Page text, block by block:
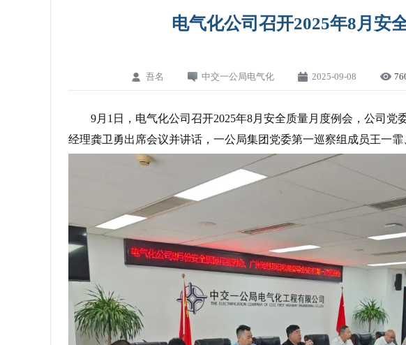
电气化公司召开2025年8月安
吾名 中交一公局电气化 2025-09-08
9月1日，电气化公司召开2025年8月安全质量月度例会，公司党
经理龚卫勇出席会议并讲话，一公局集团党委第一巡察组成员王一霏